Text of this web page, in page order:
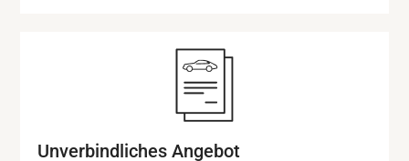
Unverbindliches Angebot